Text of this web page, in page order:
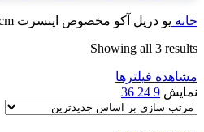
خانه یو دریل آکو مخصوص اینسرت wcm
Showing all 3 results
مشاهده فیلترها
نمایش 9
24
36